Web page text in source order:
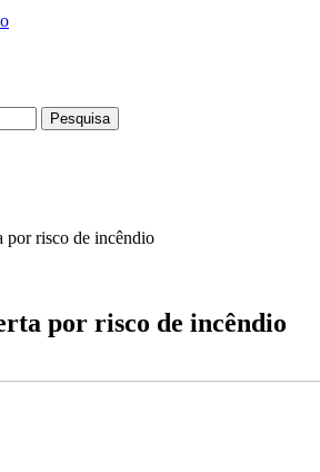
por risco de incêndio
por risco de incêndio